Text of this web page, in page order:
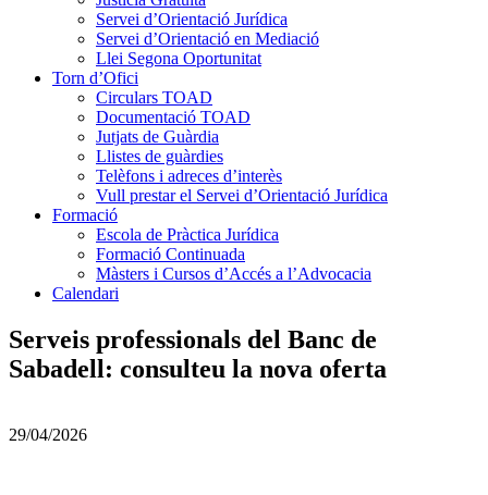
Servei d’Orientació Jurídica
Servei d’Orientació en Mediació
Llei Segona Oportunitat
Torn d’Ofici
Circulars TOAD
Documentació TOAD
Jutjats de Guàrdia
Llistes de guàrdies
Telèfons i adreces d’interès
Vull prestar el Servei d’Orientació Jurídica
Formació
Escola de Pràctica Jurídica
Formació Continuada
Màsters i Cursos d’Accés a l’Advocacia
Calendari
Serveis professionals del Banc de
Sabadell: consulteu la nova oferta
29/04/2026